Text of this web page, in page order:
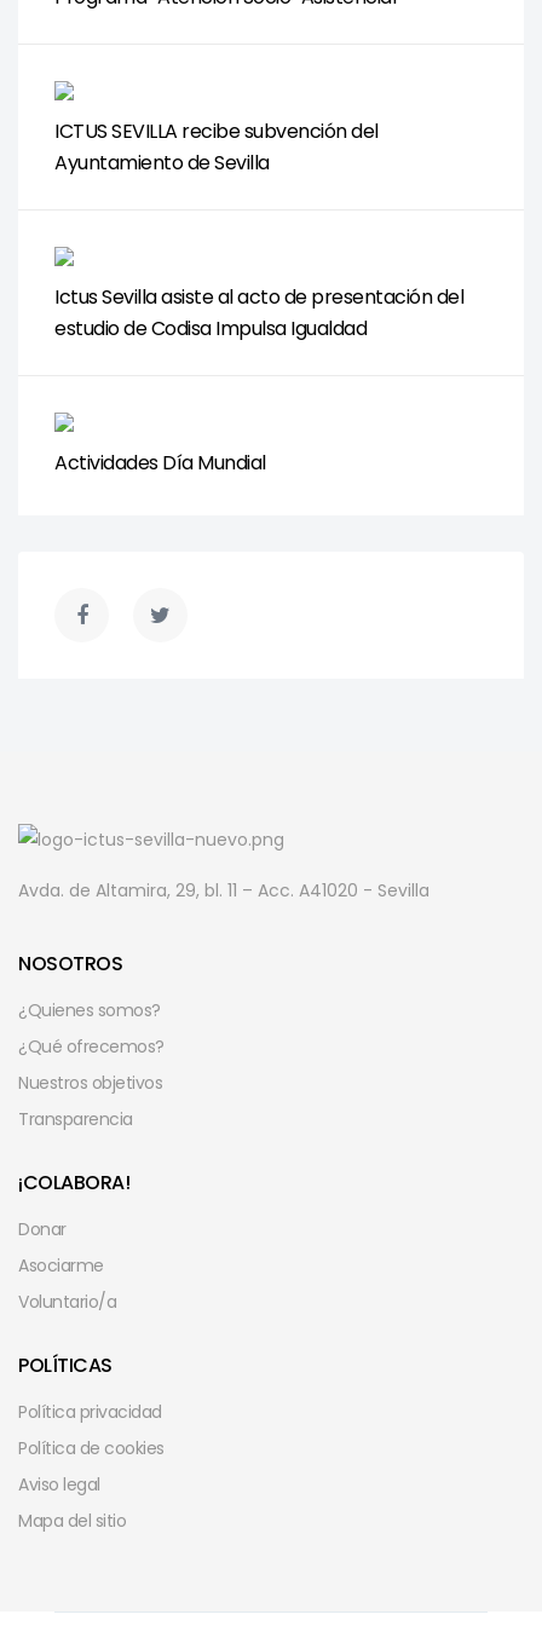
ICTUS SEVILLA recibe subvención del
Ayuntamiento de Sevilla
Ictus Sevilla asiste al acto de presentación del
estudio de Codisa Impulsa Igualdad
Actividades Día Mundial
Avda. de Altamira, 29, bl. 11 – Acc. A41020 - Sevilla
NOSOTROS
¿Quienes somos?
¿Qué ofrecemos?
Nuestros objetivos
Transparencia
¡COLABORA!
Donar
Asociarme
Voluntario/a
POLÍTICAS
Política privacidad
Política de cookies
Aviso legal
Mapa del sitio